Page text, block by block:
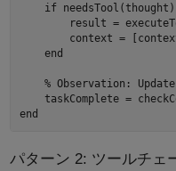
    if needsTool(thought)
result =
context =
    end
% Observation:
taskComplete =
パターン 2: ツールチェ